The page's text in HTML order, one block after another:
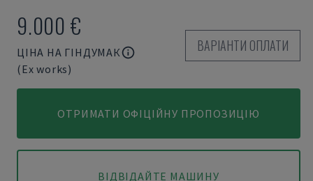
9.000 €
ЦІНА НА ГІНДУМАК
(Ex works)
ВАРІАНТИ ОПЛАТИ
ОТРИМАТИ ОФІЦІЙНУ ПРОПОЗИЦІЮ
ВІДВІДАЙТЕ МАШИНУ